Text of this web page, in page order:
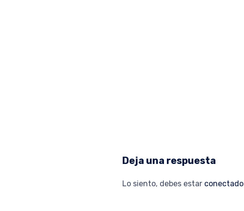
Deja una respuesta
Lo siento, debes estar conectado